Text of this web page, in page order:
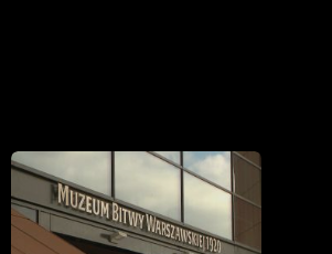
pomiędzy Czeżewem a
rozkaz zatrzymania ruchu.
konspiracji narodowej,